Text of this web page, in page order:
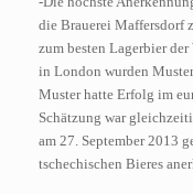
die Brauerei Maffersdorf
zum besten Lagerbier
in London wurden
Muster hatte Erfolg im
Schätzung war
am 27. September 2013
tschechischen Bieres